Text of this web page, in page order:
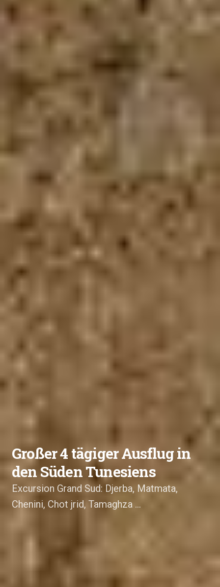
Großer 4 tägiger Ausflug in
den Süden Tunesiens
Excursion Grand Sud: Djerba, Matmata,
Chenini, Chot jrid, Tamaghza ...